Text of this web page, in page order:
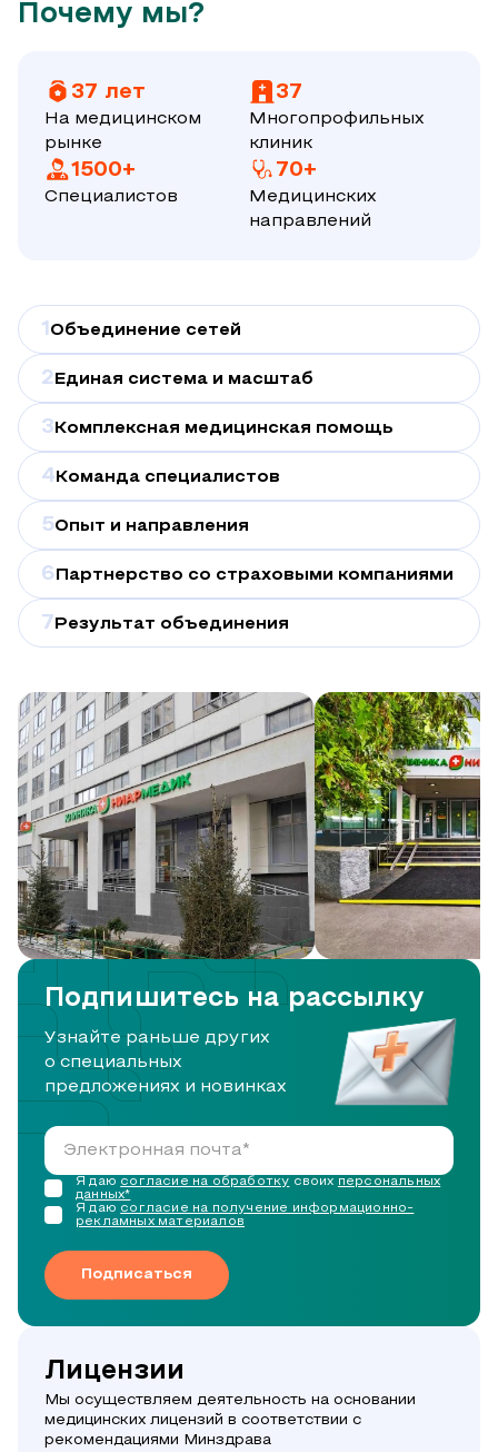
Почему мы?
37 лет
На медицинском
рынке
37
Многопрофильных
клиник
1500+
Специалистов
70+
Медицинских
направлений
1 Объединение сетей
2 Единая система и масштаб
3 Комплексная медицинская помощь
4 Команда специалистов
5Опыт и направления
6 Партнерство со страховыми компаниями
7 Результат объединения
Подпишитесь на рассылку
Узнайте раньше других
о специальных
предложениях и новинках
Подписаться
Я даю согласие на обработку своих персональных
данных*
Я даю согласие на получение информационно-
рекламных материалов
Лицензии
Мы осуществляем деятельность на основании
медицинских лицензий в соответствии с
рекомендациями Минздрава